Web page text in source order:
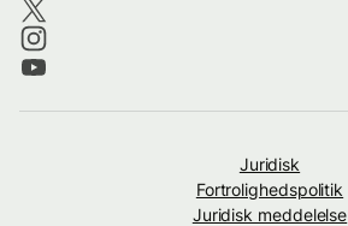
Juridisk
Fortrolighedspolitik
Juridisk meddelelse